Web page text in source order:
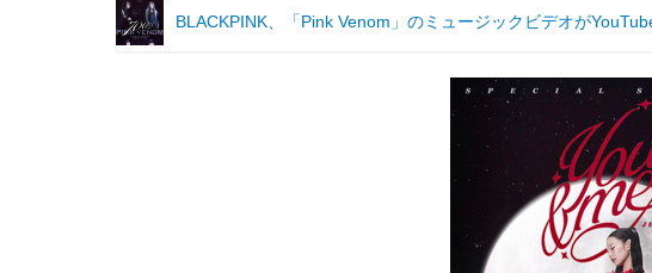
BLACKPINK、「Pink Venom」のミュージックビデオが